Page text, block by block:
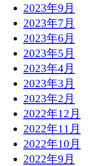
2023年9月
2023年7月
2023年6月
2023年5月
2023年4月
2023年3月
2023年2月
2022年12月
2022年11月
2022年10月
2022年9月